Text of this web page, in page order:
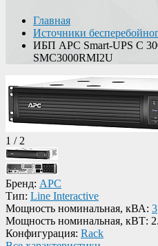
Главная
Источники
ИБП APC Smart-UPS C
SMC3000RMI2U
1 / 2
Бренд: APC
Тип: Line Interactive
Мощность номинальная, кВА: 3
Мощность номинальная, кВТ:
Конфигурация: Rack